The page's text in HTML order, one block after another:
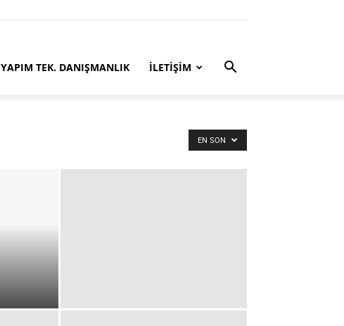
YAPIM TEK. DANIŞMANLIK İLETİŞİM
EN SON